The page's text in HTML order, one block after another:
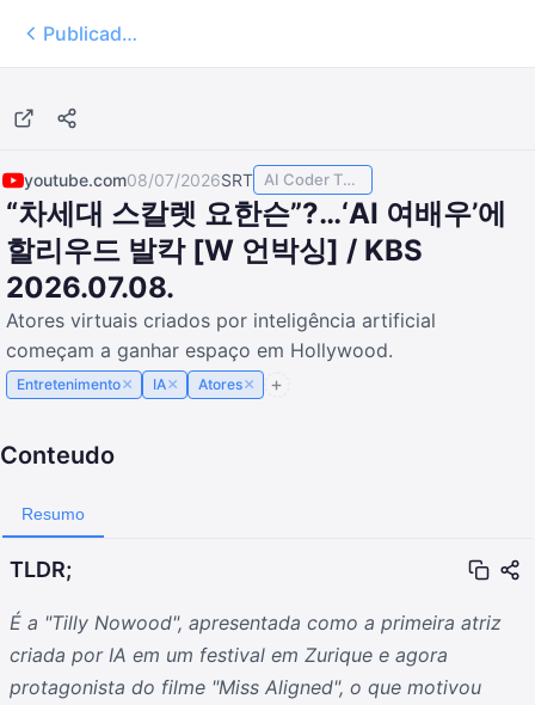
Publicados
youtube.com08/07/2026SRT AI Coder TODAY
“차세대 스칼렛 요한슨”?…‘AI 여배우’에
할리우드 발칵 [W 언박싱] / KBS
2026.07.08.
Atores virtuais criados por inteligência artificial
começam a ganhar espaço em Hollywood.
Entretenimento× IA× Atores×
Conteudo
Resumo
TLDR;
É a "Tilly Nowood", apresentada como a primeira atriz
criada por IA em um festival em Zurique e agora
protagonista do filme "Miss Aligned", o que motivou